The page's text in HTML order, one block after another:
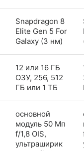
Snapdragon 8
Elite Gen 5 For
Galaxy (3 нм)
12 или 16 ГБ
ОЗУ, 256, 512
ГБ или 1 ТБ
основной
модуль 50 Мп
f/1,8 OIS,
ультраширик